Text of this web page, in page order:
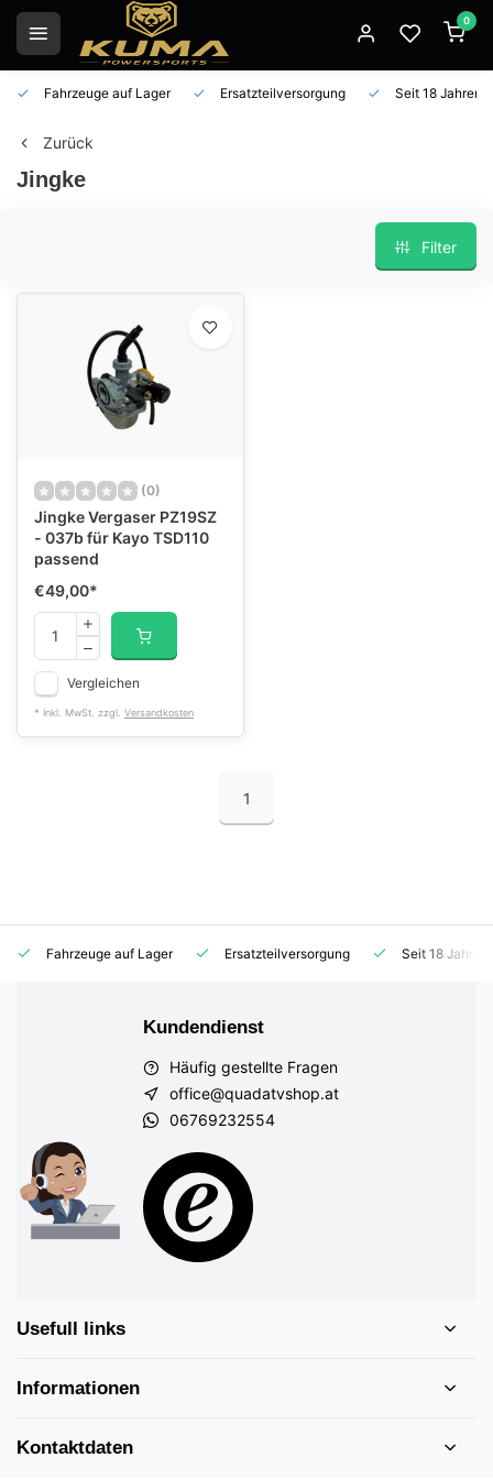
0
Fahrzeuge auf Lager Ersatzteilversorgung Seit 18 Jahren
Zurück
Jingke
Filter
(0)
Jingke Vergaser PZ19SZ
- 037b für Kayo TSD110
passend
€49,00*
Vergleichen
* Inkl. MwSt. zzgl. Versandkosten
1
Fahrzeuge auf Lager Ersatzteilversorgung Seit 18
Kundendienst
Häufig gestellte Fragen
office@quadatvshop.at
06769232554
Usefull links
Informationen
Kontaktdaten